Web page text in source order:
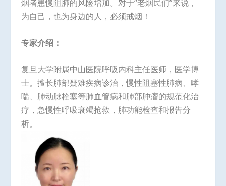
烟者患慢阻肺的风险增加。对于“老烟民们”来说，
为自己，也为身边的人，必须戒烟！
专家介绍：
复旦大学附属中山医院呼吸内科主任医师，医学博
士。擅长肺部疑难疾病诊治，慢性阻塞性肺病、哮
喘、肺动脉栓塞等肺血管病和肺部肿瘤的规范化治
疗，急慢性呼吸衰竭抢救，肺功能检查和报告分
析。